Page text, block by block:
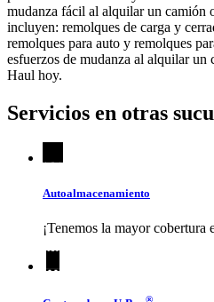
mudanza fácil al alquilar un camión
incluyen: remolques de carga y
remolques para auto y remolques
esfuerzos de mudanza al alquilar
Haul hoy.
Servicios en otras
Autoalmacenamiento
¡Tenemos la mayor
®